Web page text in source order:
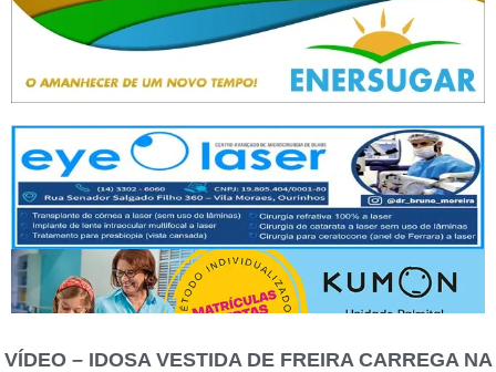
VÍDEO – IDOSA VESTIDA DE FREIRA CARREGA NA